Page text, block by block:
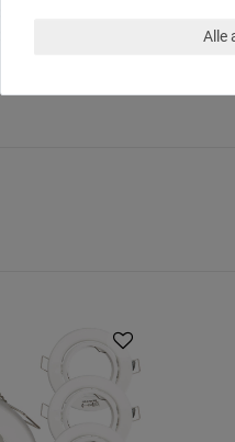
(mm) : 68
: bis 50W Halogen
Alle